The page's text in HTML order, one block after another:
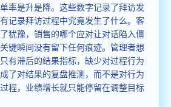
率是升是降。这些数字记录了拜访发
记录拜访过程中究竟发生了什么。客
犹豫，销售的哪个应对让对话陷入僵
键瞬间没有留下任何痕迹。管理者想
有滞后的结果指标，缺少对过程行为
了对结果的复盘推测，而不是对行为
程，业绩增长就只能停留在调整目标